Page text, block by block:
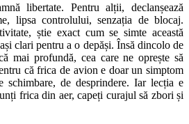
libertate. Pentru alții, declanșează
lipsa controlului, senzația de blocaj.
știe exact cum se simte această
clari pentru a o depăși. Însă dincolo de
mai profundă, cea care ne oprește să
că frica de avion e doar un simptom
schimbare, de desprindere. Iar lecția e
frica din aer, capeți curajul să zbori și